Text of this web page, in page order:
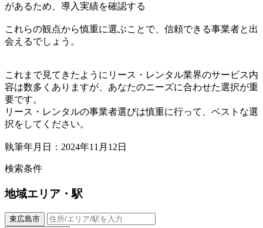
があるため、導入実績を確認する
これらの観点から慎重に選ぶことで、信頼できる事業者と出
会えるでしょう。
これまで見てきたようにリース・レンタル業界のサービス内
容は数多くありますが、あなたのニーズに合わせた選択が重
要です。
リース・レンタルの事業者選びは慎重に行って、ベストな選
択をしてください。
執筆年月日：2024年11月12日
検索条件
地域エリア・駅
東広島市